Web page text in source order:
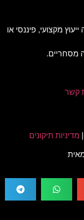
מקצועי, פיננסי או
מסחריים.
קשר
מדיניות תיקונים